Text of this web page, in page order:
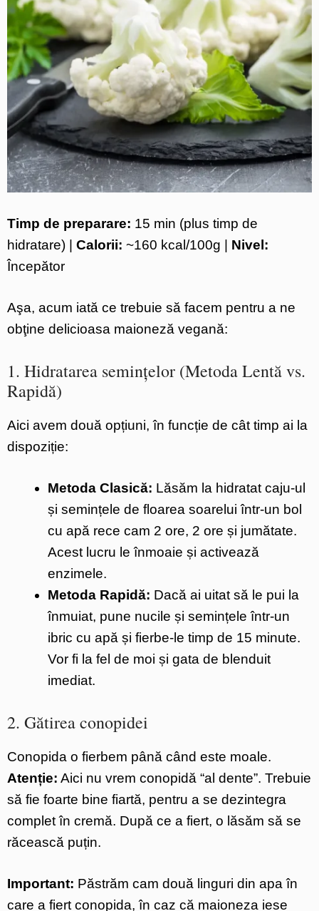
Timp de preparare: 15 min (plus timp de
hidratare) | Calorii: ~160 kcal/100g | Nivel:
Începător
Aşa, acum iată ce trebuie să facem pentru a ne
obţine delicioasa maioneză vegană:
1. Hidratarea semințelor (Metoda Lentă vs.
Rapidă)
Aici avem două opțiuni, în funcție de cât timp ai la
dispoziție:
Metoda Clasică: Lăsăm la hidratat caju-ul
și semințele de floarea soarelui într-un bol
cu apă rece cam 2 ore, 2 ore și jumătate.
Acest lucru le înmoaie și activează
enzimele.
Metoda Rapidă: Dacă ai uitat să le pui la
înmuiat, pune nucile și semințele într-un
ibric cu apă și fierbe-le timp de 15 minute.
Vor fi la fel de moi și gata de blenduit
imediat.
2. Gătirea conopidei
Conopida o fierbem până când este moale.
Atenție: Aici nu vrem conopidă “al dente”. Trebuie
să fie foarte bine fiartă, pentru a se dezintegra
complet în cremă. După ce a fiert, o lăsăm să se
răcească puțin.
Important: Păstrăm cam două linguri din apa în
care a fiert conopida, în caz că maioneza iese